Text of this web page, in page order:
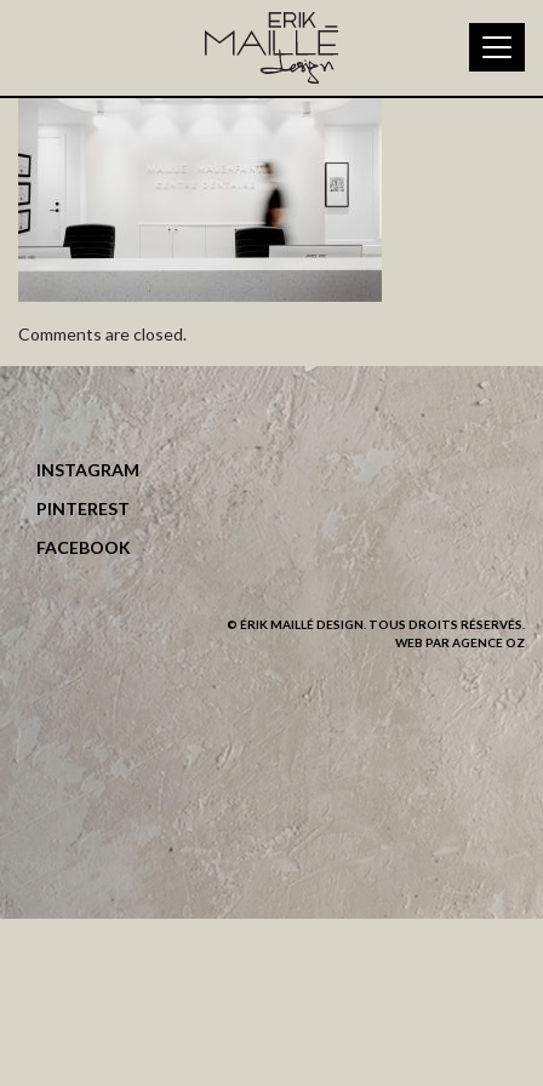
erik-maille-12-CLASSIQUE-C
Comments are closed.
INSTAGRAM
PINTEREST
FACEBOOK
© ÉRIK MAILLÉ DESIGN. TOUS DROITS RÉSERVÉS.
WEB PAR AGENCE OZ